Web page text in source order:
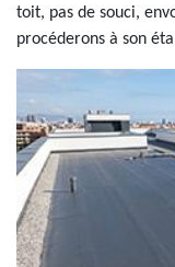
toit, pas de souci,
procéderons à son